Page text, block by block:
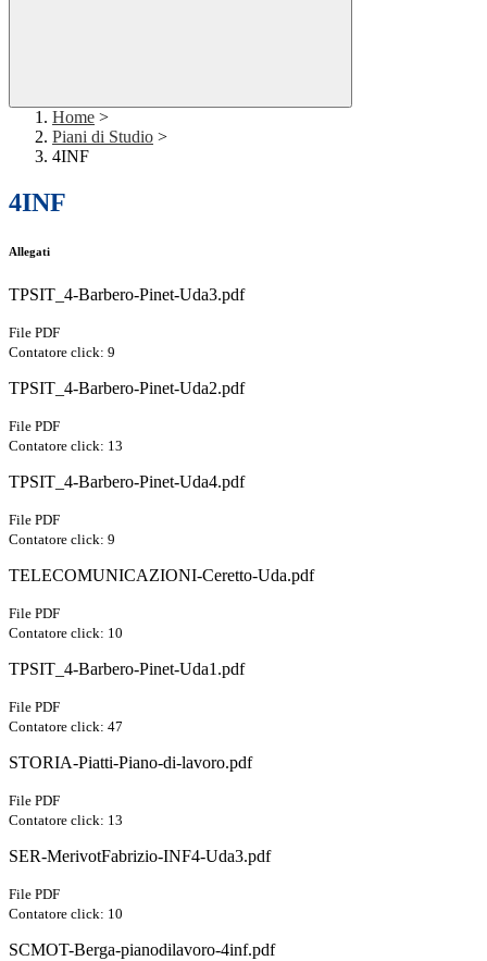
Home >
Piani di Studio >
4INF
4INF
Allegati
TPSIT_4-Barbero-Pinet-Uda3.pdf
File PDF
Contatore click: 9
TPSIT_4-Barbero-Pinet-Uda2.pdf
File PDF
Contatore click: 13
TPSIT_4-Barbero-Pinet-Uda4.pdf
File PDF
Contatore click: 9
TELECOMUNICAZIONI-Ceretto-Uda.pdf
File PDF
Contatore click: 10
TPSIT_4-Barbero-Pinet-Uda1.pdf
File PDF
Contatore click: 47
STORIA-Piatti-Piano-di-lavoro.pdf
File PDF
Contatore click: 13
SER-MerivotFabrizio-INF4-Uda3.pdf
File PDF
Contatore click: 10
SCMOT-Berga-pianodilavoro-4inf.pdf